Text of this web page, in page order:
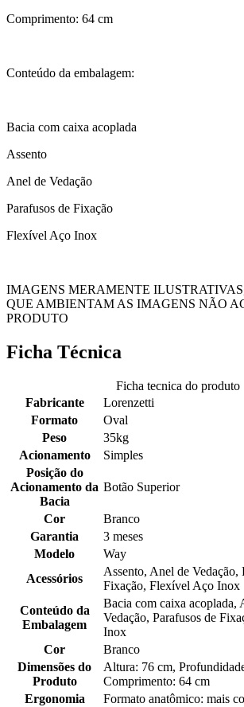
Comprimento: 64 cm
Conteúdo da embalagem:
Bacia com caixa acoplada
Assento
Anel de Vedação
Parafusos de Fixação
Flexível Aço Inox
IMAGENS MERAMENTE
QUE AMBIENTAM AS IMAGENS NÃO
PRODUTO
Ficha Técnica
Ficha tecnica do produto
Fabricante
Lorenzetti
Formato
Oval
Peso
35kg
Acionamento
Simples
Posição do
Acionamento da
Bacia
Botão Superior
Cor
Branco
Garantia
3 meses
Modelo
Way
Acessórios
Assento, Anel de Vedação,
Fixação, Flexível Aço Inox
Conteúdo da
Embalagem
Bacia com caixa acoplada,
Vedação, Parafusos de
Inox
Cor
Branco
Dimensões do
Produto
Altura: 76 cm,
Comprimento: 64 cm
Ergonomia
Formato anatômico: mais